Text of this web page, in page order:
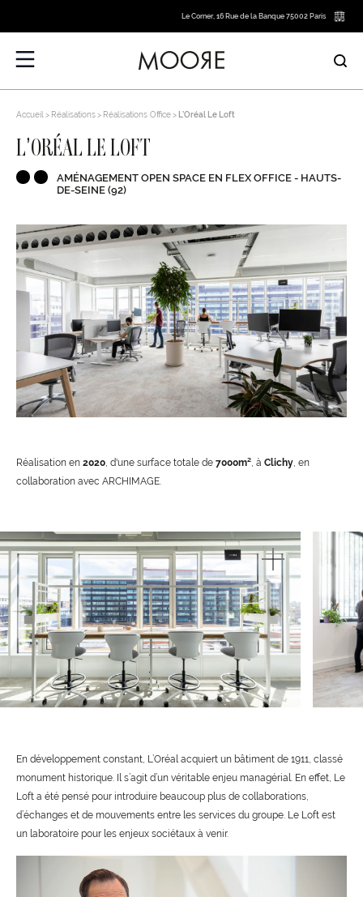
Le Corner, 16 Rue de la Banque 75002 Paris
Accueil Réalisations Réalisations Office L’Oréal Le Loft
L’ORÉAL LE LOFT
AMÉNAGEMENT OPEN SPACE EN FLEX OFFICE - HAUTS-
DE-SEINE (92)
Réalisation en 2020, d'une surface totale de 7000m², à Clichy, en
collaboration avec ARCHIMAGE.
En développement constant, L’Oréal acquiert un bâtiment de 1911, classé
monument historique. Il s’agit d’un véritable enjeu managérial. En effet, Le
Loft a été pensé pour introduire beaucoup plus de collaborations,
d’échanges et de mouvements entre les services du groupe. Le Loft est
un laboratoire pour les enjeux sociétaux à venir.